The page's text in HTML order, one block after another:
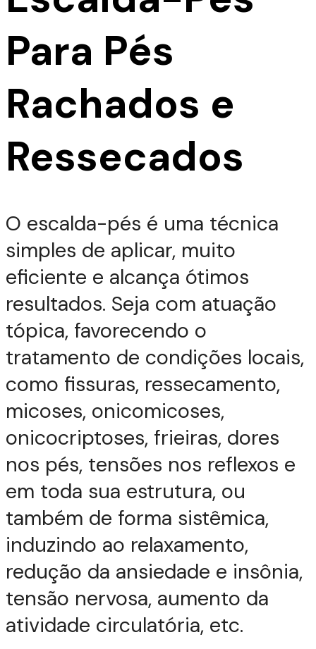
Para Pés
Rachados e
Ressecados
O escalda-pés é uma técnica
simples de aplicar, muito
eficiente e alcança ótimos
resultados. Seja com atuação
tópica, favorecendo o
tratamento de condições locais,
como fissuras, ressecamento,
micoses, onicomicoses,
onicocriptoses, frieiras, dores
nos pés, tensões nos reflexos e
em toda sua estrutura, ou
também de forma sistêmica,
induzindo ao relaxamento,
redução da ansiedade e insônia,
tensão nervosa, aumento da
atividade circulatória, etc.